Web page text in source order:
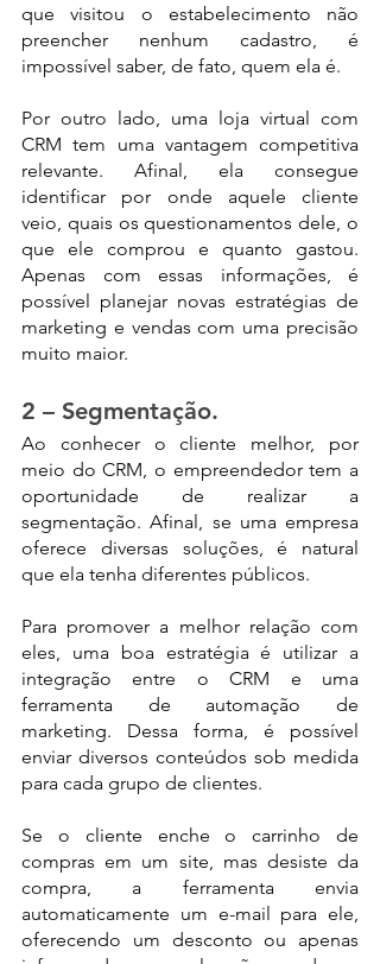
que visitou o estabelecimento não
preencher nenhum cadastro, é
impossível saber, de fato, quem ela é.
Por outro lado, uma loja virtual com
CRM tem uma vantagem competitiva
relevante. Afinal, ela consegue
identificar por onde aquele cliente
veio, quais os questionamentos dele, o
que ele comprou e quanto gastou.
Apenas com essas informações, é
possível planejar novas estratégias de
marketing e vendas com uma precisão
muito maior.
2 – Segmentação.
Ao conhecer o cliente melhor, por
meio do CRM, o empreendedor tem a
oportunidade de realizar a
segmentação. Afinal, se uma empresa
oferece diversas soluções, é natural
que ela tenha diferentes públicos.
Para promover a melhor relação com
eles, uma boa estratégia é utilizar a
integração entre o CRM e uma
ferramenta de automação de
marketing. Dessa forma, é possível
enviar diversos conteúdos sob medida
para cada grupo de clientes.
Se o cliente enche o carrinho de
compras em um site, mas desiste da
compra, a ferramenta envia
automaticamente um e-mail para ele,
oferecendo um desconto ou apenas